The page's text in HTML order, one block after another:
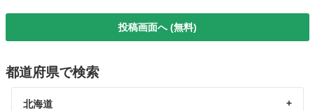
投稿画面へ (無料)
都道府県で検索
北海道